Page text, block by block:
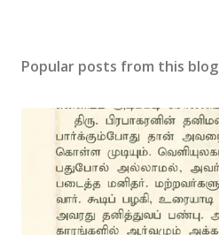
Popular posts from this blog